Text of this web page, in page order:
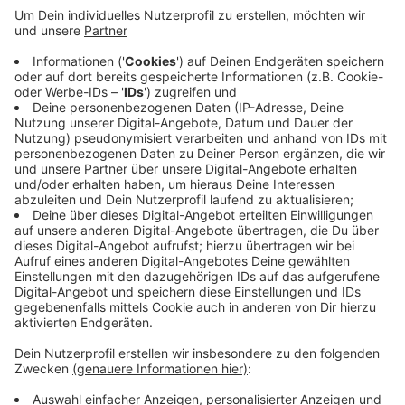
Ein großes Gemüsefeld ohne Zusätze: Dafür hat
Andrea Junk jetzt die Urkunde des Siegener Bundes
für Umwelt und Naturschutz bekommen. Das Feld ist
3600 Quadratmeter groß, liegt in Krombach und wird
von ihr seit über 15 Jahren rein ökologisch betrieben.
Dabei verzichtet sie auf Kunstdünger, Pestizide oder
manuelle Wässerung. Im Angebot stehen trotzdem
alle denkbaren Gemüsesorten. Die Umwelturkunde
wird seit über 30 Jahren vergeben. Sie soll vor allem
Projekte ehren, die sonst unter Ausschluss der
Öffentlichkeit zum Naturschutz beitragen.
Anzeige
Anzeige